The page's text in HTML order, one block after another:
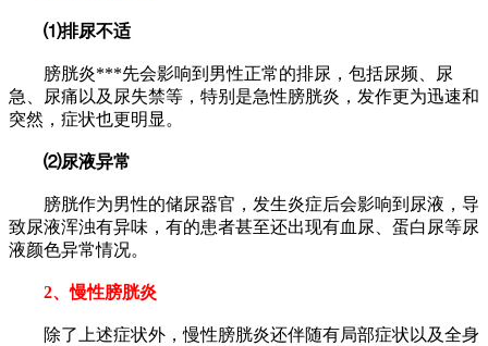
⑴排尿不适
膀胱炎***先会影响到男性正常的排尿，包括尿频、尿
急、尿痛以及尿失禁等，特别是急性膀胱炎，发作更为迅速和
突然，症状也更明显。
⑵尿液异常
膀胱作为男性的储尿器官，发生炎症后会影响到尿液，导
致尿液浑浊有异味，有的患者甚至还出现有血尿、蛋白尿等尿
液颜色异常情况。
2、慢性膀胱炎
除了上述症状外，慢性膀胱炎还伴随有局部症状以及全身